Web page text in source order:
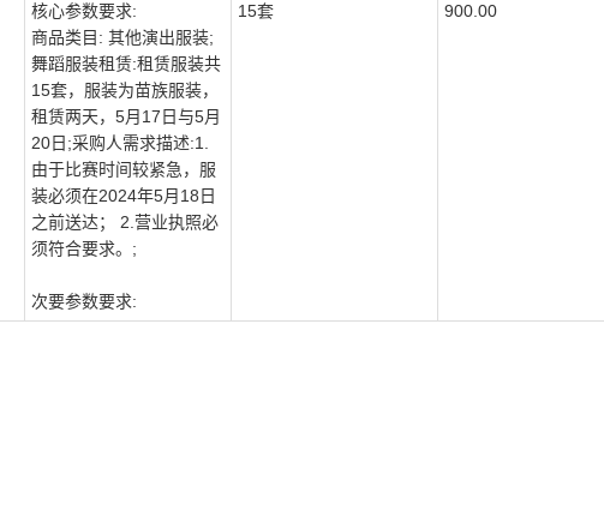
核心参数要求:
商品类目: 其他演出服装;
舞蹈服装租赁:租赁服装共
15套，服装为苗族服装，
租赁两天，5月17日与5月
20日;采购人需求描述:1.
由于比赛时间较紧急，服
装必须在2024年5月18日
之前送达； 2.营业执照必
须符合要求。;
次要参数要求:
15套 900.00